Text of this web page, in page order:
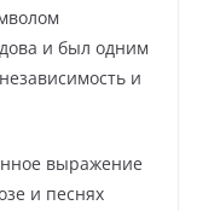
и был одним
и
выражение
и песнях